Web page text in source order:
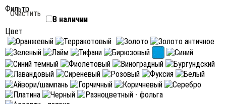
Фильтр
Очистить
В наличии
Цвет